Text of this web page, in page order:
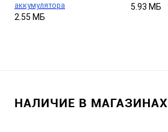
аккумулятора
2.55 МБ
5.93 МБ
НАЛИЧИЕ В МАГАЗИНАХ